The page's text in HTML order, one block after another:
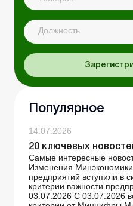
Должность
Популярное
14.07.2026
20 ключевых
Самые интересные
Изменения Минэкономики
предприятий вступили в
критерии важности
03.07.2026 С 03.07.2026